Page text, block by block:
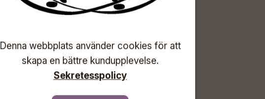
Prenumerera
Denna webbplats använder cookies för att
skapa en bättre kundupplevelse.
Sekretesspolicy